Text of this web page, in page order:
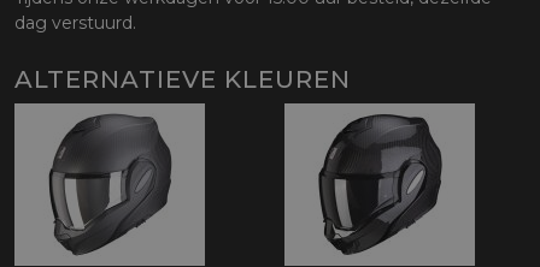
dag verstuurd.
ALTERNATIEVE KLEUREN